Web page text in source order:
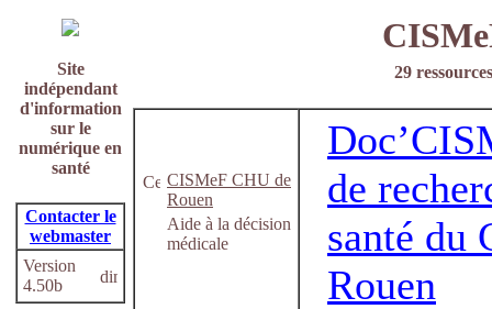
Site
indépendant
d'information
sur le
numérique en
santé
Contacter le
webmaster
Version
4.50b
29
CISMeF CHU de
Rouen
Aide à la décision
médicale
de
santé du
Rouen